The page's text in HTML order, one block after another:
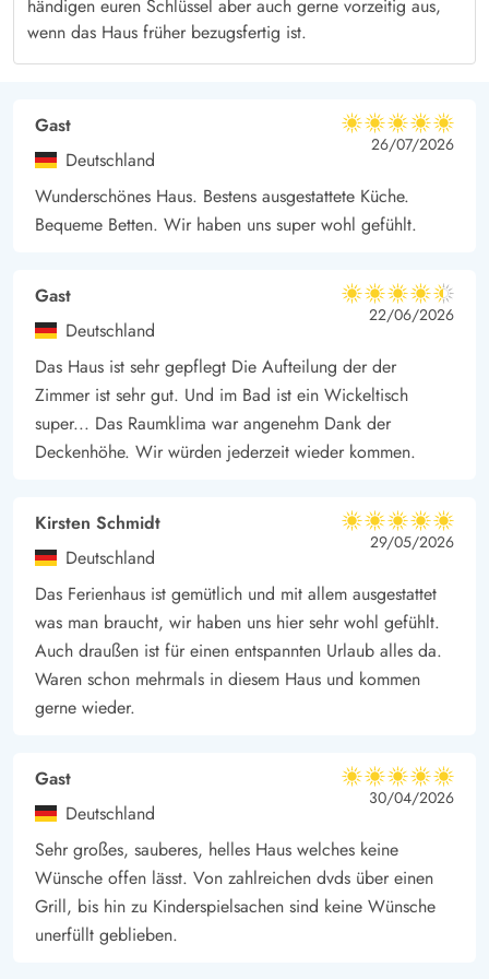
und einer abgeschirmten sowie einer überdachten Variante,
sodass ihr bei jedem Wetter und zu jeder Tageszeit einen
geselligen Sommerabenden mit köstlichen BBQ`s ein, während
ihr den Tag in der angenehmen Atmosphäre ausklingen lasst.
bereit, die für jede Menge Spaß und Abenteuer sorgen.
Abenteuer am Strand und bequeme Nähe zu
Entdeckt die Schönheit der dänischen Küste mit einem Ausflug
zum Meer, das etwa 10Km von eurem Ferienhaus entfernt liegt.
Ob ihr euch für einen langen Spaziergang am Strand
entscheidet, ein erfrischendes Bad nehmt oder einfach die
Seele baumeln lasst – das Meer bietet zu jeder Jahreszeit ein
einzigartiges Erlebnis. Nur 500m von eurem Ferienhaus
täglich mit frischen Lebensmitteln und allem Nötigen für einen
komfortablen Aufenthalt versorgt. Dieser kurze Weg ermöglicht
auf der Terrasse zu besorgen oder euch mit dänischen
Spezialitäten zu verwöhnen.
Die ausgewogene Lage des Ferienhauses in Jegum Ferieland
kombiniert das Beste aus Naturerlebnissen und praktischen
Wünschen gestalten könnt. Ob ihr die Ruhe im Grünen genießt
oder einen lebhaften Strandtag plant – hier habt ihr die
Freiheit, jeden Tag zu etwas ganz besonderen zu machen.
händigen euren Schlüssel aber auch gerne vorzeitig aus,
wenn das Haus früher bezugsfertig ist.
Gast
Deutschland
5 von 5
5 von 5
5 out of 5
26/07/2026
Wunderschönes Haus. Bestens ausgestattete Küche.
Bequeme Betten. Wir haben uns super wohl gefühlt.
Gast
Deutschland
4.5 von 5
4.5 von 5
4.5 out of 5
22/06/2026
Das Haus ist sehr gepflegt Die Aufteilung der der
Zimmer ist sehr gut. Und im Bad ist ein Wickeltisch
super... Das Raumklima war angenehm Dank der
Deckenhöhe. Wir würden jederzeit wieder kommen.
Kirsten Schmidt
Deutschland
5 von 5
5 von 5
5 out of 5
29/05/2026
Das Ferienhaus ist gemütlich und mit allem ausgestattet
was man braucht, wir haben uns hier sehr wohl gefühlt.
Auch draußen ist für einen entspannten Urlaub alles da.
Waren schon mehrmals in diesem Haus und kommen
gerne wieder.
Gast
Deutschland
5 von 5
5 von 5
5 out of 5
30/04/2026
Sehr großes, sauberes, helles Haus welches keine
Wünsche offen lässt. Von zahlreichen dvds über einen
Grill, bis hin zu Kinderspielsachen sind keine Wünsche
unerfüllt geblieben.